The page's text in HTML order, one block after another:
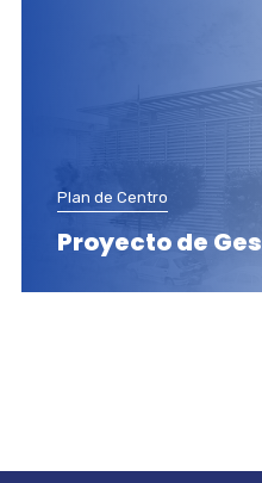
Proyecto de
Plan de Centro